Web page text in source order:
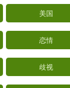
美国
恋情
歧视